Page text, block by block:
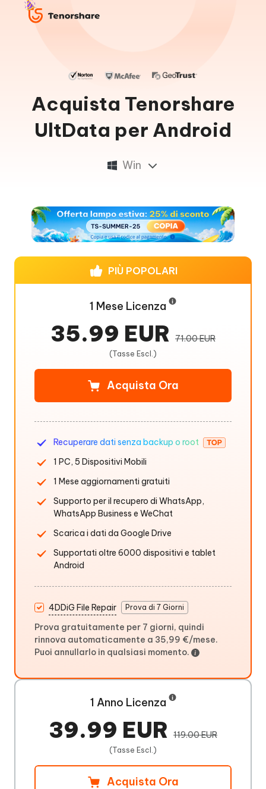
Acquista Tenorshare
UltData per Android
Win
1 Anno Licenza
39.99 EUR 119.00 EUR
(Tasse Escl.)
Acquista Ora
PIÙ POPOLARI
1 Mese Licenza
35.99 EUR 71.00 EUR
(Tasse Escl.)
Acquista Ora
Recuperare dati senza backup o root
1 PC, 5 Dispositivi Mobili
1 Mese aggiornamenti gratuiti
Supporto per il recupero di WhatsApp,
WhatsApp Business e WeChat
Scarica i dati da Google Drive
Supportati oltre 6000 dispositivi e tablet
Android
4DDiG File Repair Prova di 7 Giorni
Prova gratuitamente per 7 giorni, quindi
rinnova automaticamente a 35,99 €/mese.
Puoi annullarlo in qualsiasi momento.